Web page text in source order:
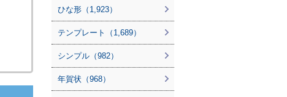
ひな形（1,923）
テンプレート（1,689）
シンプル（982）
年賀状（968）